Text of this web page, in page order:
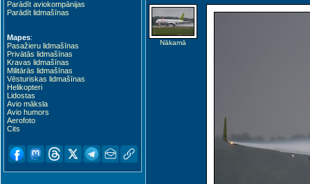
Parādīt aviokompānijas
Parādīt lidmašīnas
Mapes:
Pasažieru lidmašīnas
Privātās lidmašīnas
Kravas lidmašīnas
Militārās lidmašīnas
Vēsturiskas lidmašīnas
Helikopteri
Lidostas
Avio māksla
Avio humors
Aerofoto
Cits
Nākamā